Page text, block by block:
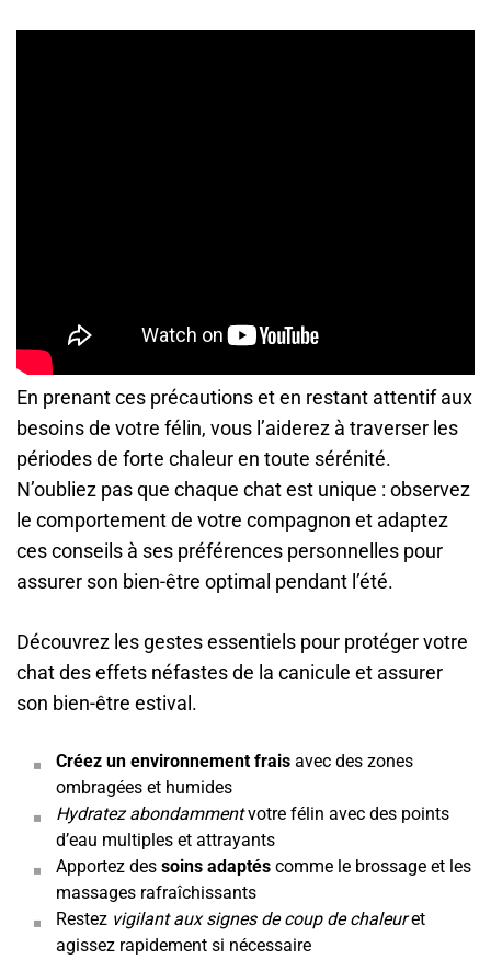
En prenant ces précautions et en restant attentif aux
besoins de votre félin, vous l’aiderez à traverser les
périodes de forte chaleur en toute sérénité.
N’oubliez pas que chaque chat est unique : observez
le comportement de votre compagnon et adaptez
ces conseils à ses préférences personnelles pour
assurer son bien-être optimal pendant l’été.
Découvrez les gestes essentiels pour protéger votre
chat des effets néfastes de la canicule et assurer
son bien-être estival.
Créez un environnement frais avec des zones
ombragées et humides
Hydratez abondammentvotre félin avec des points
d’eau multiples et attrayants
Apportez des soins adaptés comme le brossage et les
massages rafraîchissants
Restez vigilant aux signes de coup de chaleuret
agissez rapidement si nécessaire